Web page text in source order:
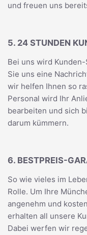
und freuen uns
5. 24 STUNDEN
Bei uns wird
Sie uns eine
wir helfen Ihnen so
Personal wird Ihr
bearbeiten und sich
darum kümmern.
6. BESTPREIS-
So wie vieles im
Rolle. Um Ihre
angenehm und
erhalten all unsere
Dabei werfen wir